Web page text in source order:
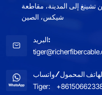
من تشينغ إلى المدينة، مقاطعة
شيكس، الصين
البريد:
Tiger: